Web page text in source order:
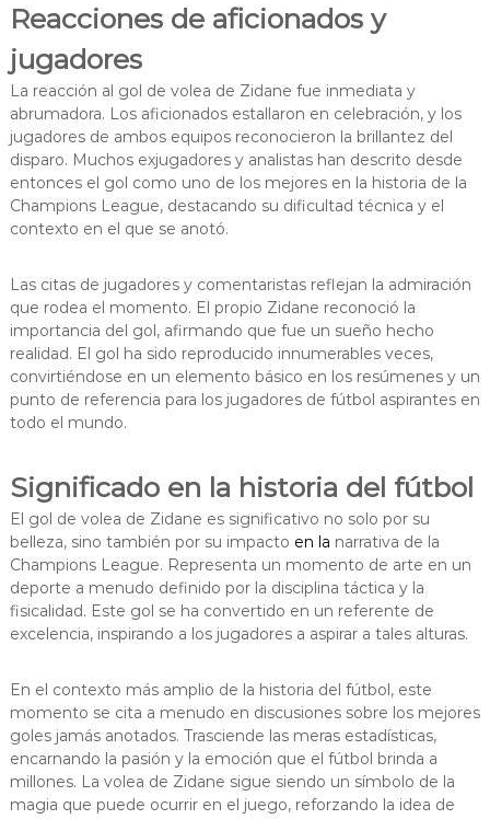
Reacciones de aficionados y
jugadores
La reacción al gol de volea de Zidane fue inmediata y
abrumadora. Los aficionados estallaron en celebración, y los
jugadores de ambos equipos reconocieron la brillantez del
disparo. Muchos exjugadores y analistas han descrito desde
entonces el gol como uno de los mejores en la historia de la
Champions League, destacando su dificultad técnica y el
contexto en el que se anotó.
Las citas de jugadores y comentaristas reflejan la admiración
que rodea el momento. El propio Zidane reconoció la
importancia del gol, afirmando que fue un sueño hecho
realidad. El gol ha sido reproducido innumerables veces,
convirtiéndose en un elemento básico en los resúmenes y un
punto de referencia para los jugadores de fútbol aspirantes en
todo el mundo.
Significado en la historia del fútbol
El gol de volea de Zidane es significativo no solo por su
belleza, sino también por su impacto en la narrativa de la
Champions League. Representa un momento de arte en un
deporte a menudo definido por la disciplina táctica y la
fisicalidad. Este gol se ha convertido en un referente de
excelencia, inspirando a los jugadores a aspirar a tales alturas.
En el contexto más amplio de la historia del fútbol, este
momento se cita a menudo en discusiones sobre los mejores
goles jamás anotados. Trasciende las meras estadísticas,
encarnando la pasión y la emoción que el fútbol brinda a
millones. La volea de Zidane sigue siendo un símbolo de la
magia que puede ocurrir en el juego, reforzando la idea de